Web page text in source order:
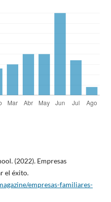
(2022). Empresas
el éxito.
empresas-familiares-